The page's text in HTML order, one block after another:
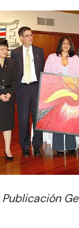
Publicación